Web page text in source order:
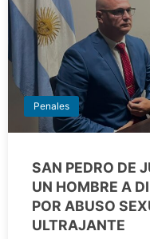
Penales
SAN PEDRO DE
UN HOMBRE A
POR ABUSO
ULTRAJANTE